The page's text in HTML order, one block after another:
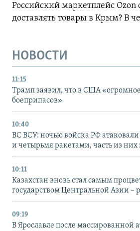
Российский маркетплейс Ozon
доставлять товары в Крым? В
НОВОСТИ
11:15
Трамп заявил, что в США
боеприпасов»
10:40
ВС ВСУ: ночью войска РФ
и четырьмя ракетами, часть из
10:11
Казахстан вновь стал самым
государством Центральной Азии –
09:19
В Ярославле после массированной